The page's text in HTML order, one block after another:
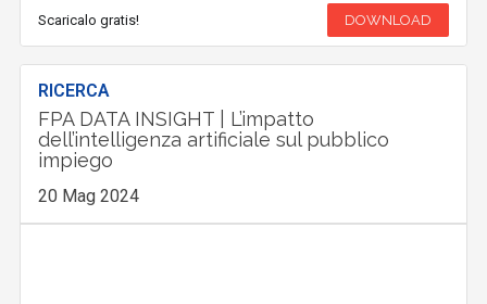
Scaricalo gratis! DOWNLOAD
RICERCA
FPA DATA INSIGHT | L’impatto
dell’intelligenza artificiale sul pubblico
impiego
20 Mag 2024